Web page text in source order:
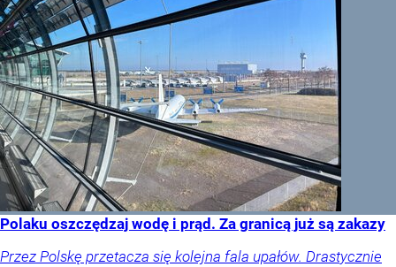
Polaku oszczędzaj wodę i prąd. Za granicą już są zakazy
Przez Polskę przetacza się kolejna fala upałów. Drastycznie